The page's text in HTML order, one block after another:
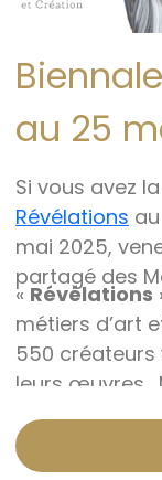
au 25
Si vous avez
Révélations
mai 2025,
partagé des
« Révélations
métiers d’art
550 créateurs
leurs œuvres.
visiter la